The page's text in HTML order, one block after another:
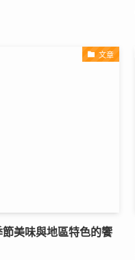
文章
美味與地區特色的饗